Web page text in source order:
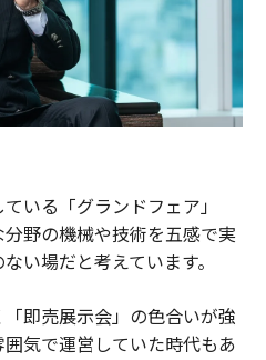
いる「グランドフェア」
野の機械や技術を五感で実
い場だと考えています。
即売展示会」の色合いが強
気で運営していた時代もあ